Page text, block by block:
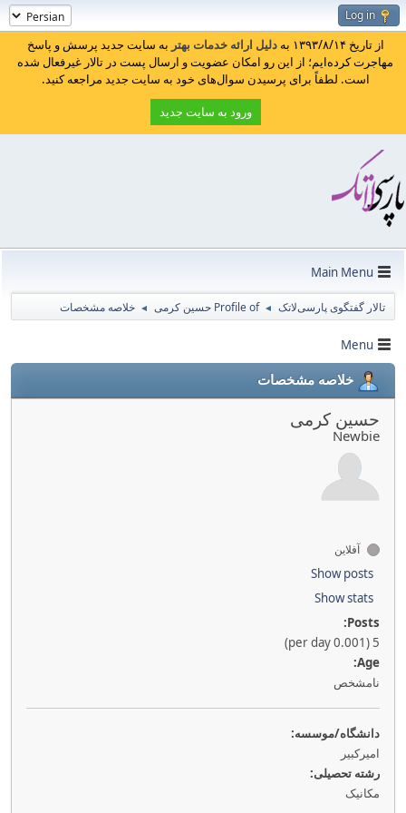
Log in
از تاریخ ۱۳۹۳/۸/۱۴ به دلیل ارائه خدمات بهتر به سایت جدید پرسش و پاسخ
مهاجرت کرده‌ایم؛ از این رو امکان عضویت و ارسال پست در تالار غیرفعال شده
است. لطفاً برای پرسیدن سوال‌های خود به سایت جدید مراجعه کنید.
ورود به سایت جدید
Main Menu
تالار گفتگوی پارسی‌لاتک ◄ Profile of حسین کرمی ◄ خلاصه مشخصات
Menu
خلاصه مشخصات
حسین کرمی
Newbie
آفلاین
Show posts
Show stats
Posts:
5 (0.001 per day)
Age:
نامشخص
دانشگاه/موسسه:
امیرکبیر
رشته تحصیلی:
مکانیک